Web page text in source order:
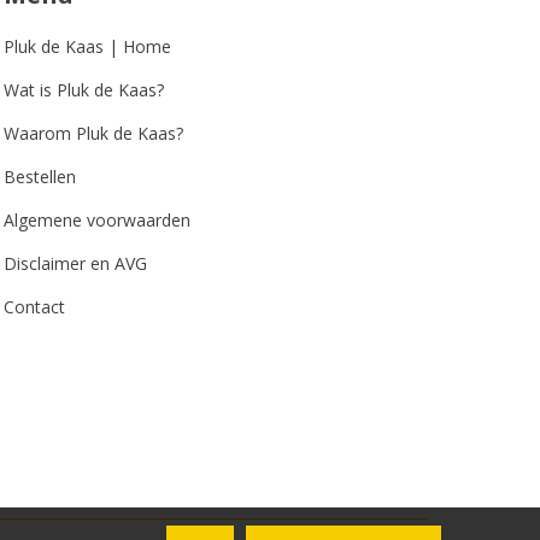
Pluk de Kaas | Home
Wat is Pluk de Kaas?
Waarom Pluk de Kaas?
Bestellen
Algemene voorwaarden
Disclaimer en AVG
Contact